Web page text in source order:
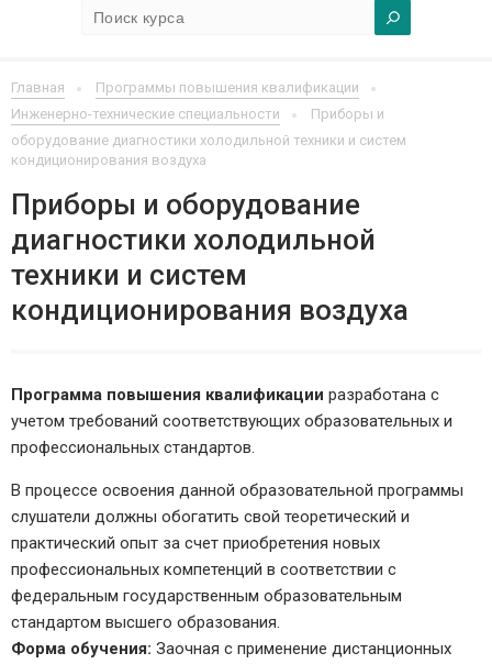
Главная
Программы повышения квалификации
Инженерно-технические специальности
Приборы и
оборудование диагностики холодильной техники и систем
кондиционирования воздуха
Приборы и оборудование
диагностики холодильной
техники и систем
кондиционирования воздуха
Программа повышения квалификации разработана с
учетом требований соответствующих образовательных и
профессиональных стандартов.
В процессе освоения данной образовательной программы
слушатели должны обогатить свой теоретический и
практический опыт за счет приобретения новых
профессиональных компетенций в соответствии с
федеральным государственным образовательным
стандартом высшего образования.
Форма обучения: Заочная с применение дистанционных